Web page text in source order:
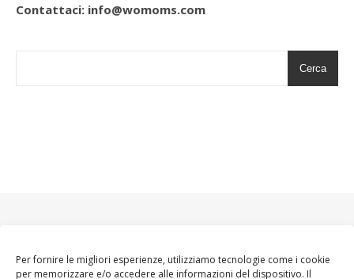
Per fornire le migliori esperienze, utilizziamo tecnologie come i cookie
per memorizzare e/o accedere alle informazioni del dispositivo. Il
Contattaci: info@womoms.com
Cerca